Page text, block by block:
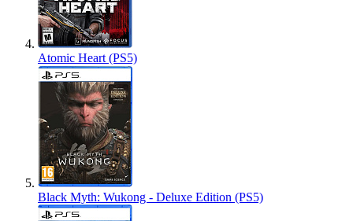
Atomic Heart (PS5)
Black Myth: Wukong - Deluxe Edition (PS5)